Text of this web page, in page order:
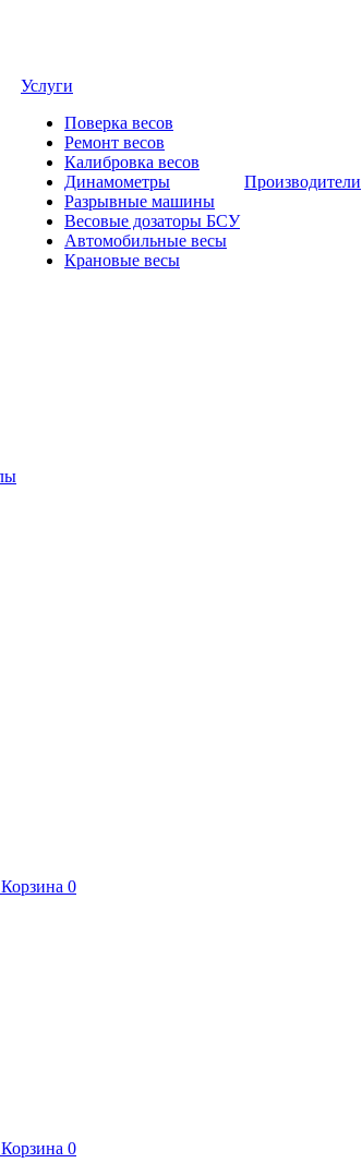
Услуги
Поверка весов
Ремонт весов
Калибровка весов
Динамометры
Разрывные машины
Весовые дозаторы БСУ
Автомобильные весы
Крановые весы
Производители
Корзина 0
Корзина 0